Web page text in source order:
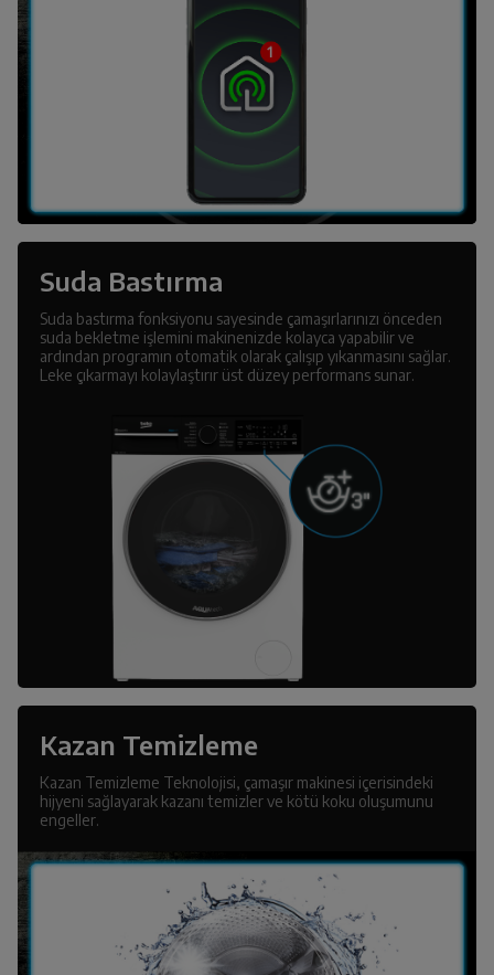
Suda Bastırma
Suda bastırma fonksiyonu sayesinde çamaşırlarınızı önceden
suda bekletme işlemini makinenizde kolayca yapabilir ve
ardından programın otomatik olarak çalışıp yıkanmasını sağlar.
Leke çıkarmayı kolaylaştırır üst düzey performans sunar.
Kazan Temizleme
Kazan Temizleme Teknolojisi, çamaşır makinesi içerisindeki
hijyeni sağlayarak kazanı temizler ve kötü koku oluşumunu
engeller.